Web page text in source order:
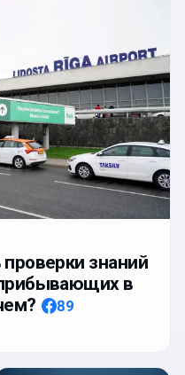
проверки знаний
в
89